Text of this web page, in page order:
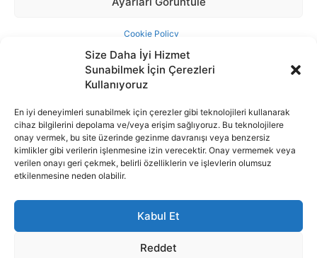
Size Daha İyi Hizmet
Sunabilmek İçin Çerezleri
Kullanıyoruz
En iyi deneyimleri sunabilmek için çerezler gibi teknolojileri kullanarak
cihaz bilgilerini depolama ve/veya erişim sağlıyoruz. Bu teknolojilere
onay vermek, bu site üzerinde gezinme davranışı veya benzersiz
kimlikler gibi verilerin işlenmesine izin verecektir. Onay vermemek veya
verilen onayı geri çekmek, belirli özelliklerin ve işlevlerin olumsuz
etkilenmesine neden olabilir.
Kabul Et
Reddet
İnternet portalımızda yer alan tüm haber metini, resim ve benzeri
içeriğin hakları Sigortamedya Yayıncılık A.Ş.'ye aittir. Hiçbir şekilde
basılı ya da elektronik bir ortamda, kaynak gösterilse bile izin
alınmadan kullanılamaz.